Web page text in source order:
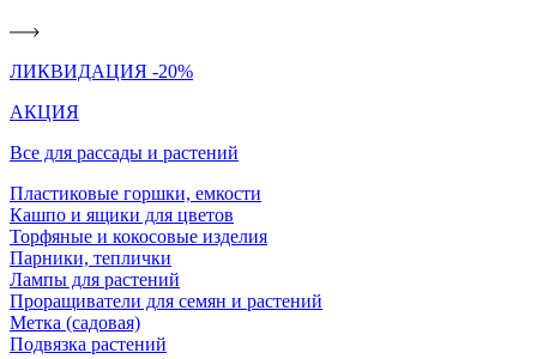
ЛИКВИДАЦИЯ -20%
АКЦИЯ
Все для рассады и растений
Пластиковые горшки, емкости
Кашпо и ящики для цветов
Торфяные и кокосовые изделия
Парники, теплички
Лампы для растений
Проращиватели для семян и растений
Метка (садовая)
Подвязка растений